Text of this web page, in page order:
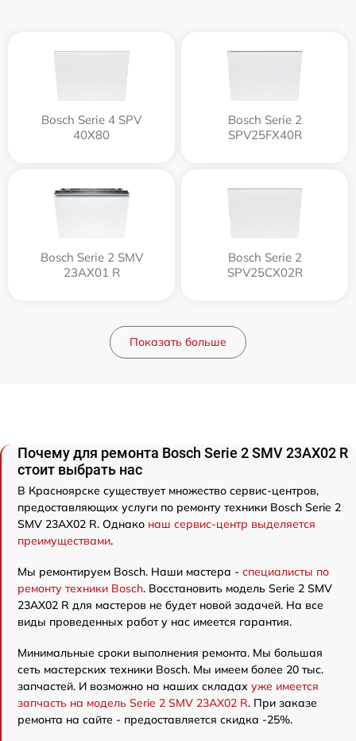
Bosch Serie 4 SPV
40X80
Bosch Serie 2
SPV25FX40R
Bosch Serie 2 SMV
23AX01 R
Bosch Serie 2
SPV25CX02R
Показать больше
Почему для ремонта Bosch Serie 2 SMV 23AX02 R
стоит выбрать нас
В Красноярске существует множество сервис-центров,
предоставляющих услуги по ремонту техники Bosch Serie 2
SMV 23AX02 R. Однако наш сервис-центр выделяется
преимуществами.
Мы ремонтируем Bosch. Наши мастера - специалисты по
ремонту техники Bosch. Восстановить модель Serie 2 SMV
23AX02 R для мастеров не будет новой задачей. На все
виды проведенных работ у нас имеется гарантия.
Минимальные сроки выполнения ремонта. Мы большая
сеть мастерских техники Bosch. Мы имеем более 20 тыс.
запчастей. И возможно на наших складах уже имеется
запчасть на модель Serie 2 SMV 23AX02 R. При заказе
ремонта на сайте - предоставляется скидка -25%.